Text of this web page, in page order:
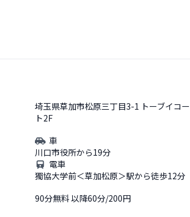
埼玉県草加市松原三丁目3-1 トーブイコー
ト2F
車
川口市役所から19分
電車
獨協大学前＜草加松原＞駅から徒歩12分
90分無料 以降60分/200円